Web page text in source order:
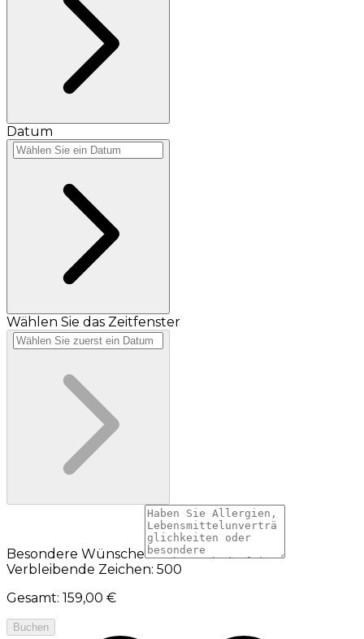
Datum
Wählen Sie das Zeitfenster
Besondere Wünsche
Verbleibende Zeichen: 500
Gesamt: 159,00 €
Buchen